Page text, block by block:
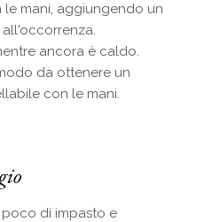
le mani, aggiungendo un
ancora è caldo.
da ottenere un
con le mani.
di impasto e